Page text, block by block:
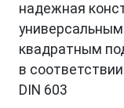
надежная
квадратным
в
DIN 603